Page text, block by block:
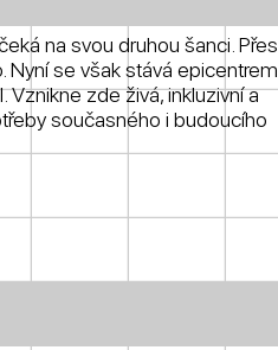
na svou druhou šanci. Přes
se však stává epicentrem
Vznikne zde živá, inkluzivní a
současného i budoucího